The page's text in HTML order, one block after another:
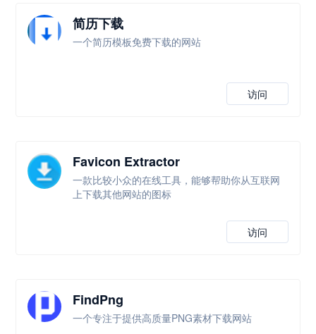
简历下载
一个简历模板免费下载的网站
访问
Favicon Extractor
一款比较小众的在线工具，能够帮助你从互联网
上下载其他网站的图标
访问
FindPng
一个专注于提供高质量PNG素材下载网站